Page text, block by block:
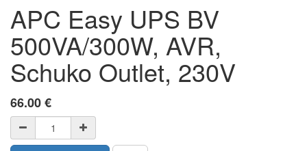
APC Easy UPS BV
500VA/300W, AVR,
Schuko Outlet, 230V
66.00€